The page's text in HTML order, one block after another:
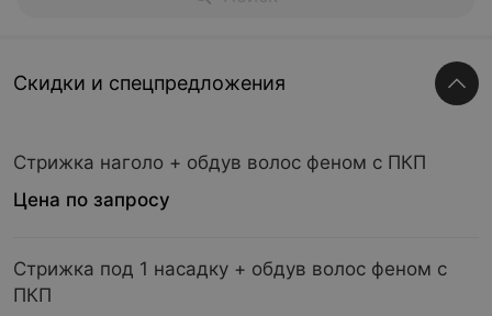
Скидки и спецпредложения
Стрижка наголо + обдув волос феном с ПКП
Цена по запросу
Стрижка под 1 насадку + обдув волос феном с
ПКП